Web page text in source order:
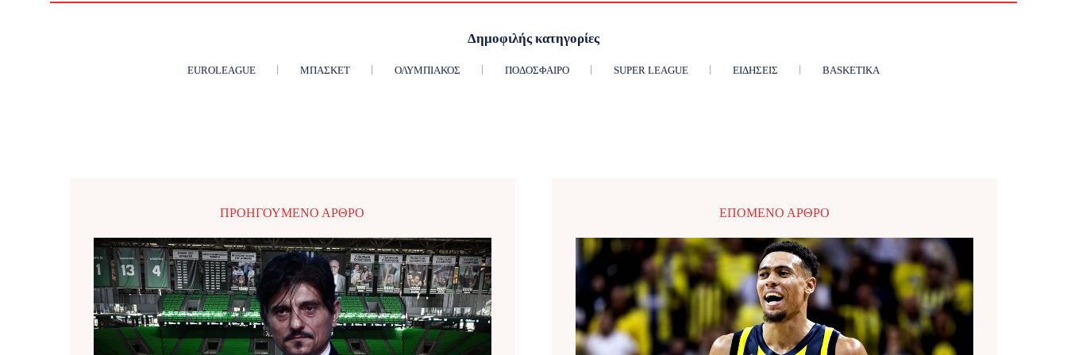
Δημοφιλής κατηγορίες
EUROLEAGUE ΜΠΆΣΚΕΤ ΟΛΥΜΠΙΑΚΌΣ ΠΟΔΌΣΦΑΙΡΟ SUPER LEAGUE ΕΙΔΉΣΕΙΣ BASKETIKA
ΠΡΟΗΓΟΎΜΕΝΟ ΆΡΘΡΟ ΕΠΌΜΕΝΟ ΆΡΘΡΟ